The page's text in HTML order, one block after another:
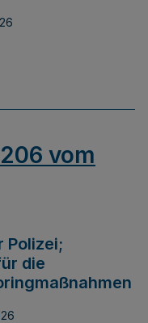
vom
Polizei;
die